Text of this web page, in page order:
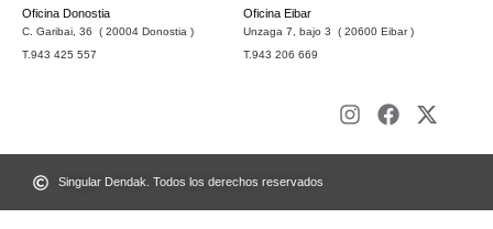
Oficina Donostia
C. Garibai, 36 ( 20004 Donostia )
T.943 425 557
Oficina Eibar
Unzaga 7, bajo 3 ( 20600 Eibar )
T.943 206 669
Singular Dendak. Todos los derechos reservados